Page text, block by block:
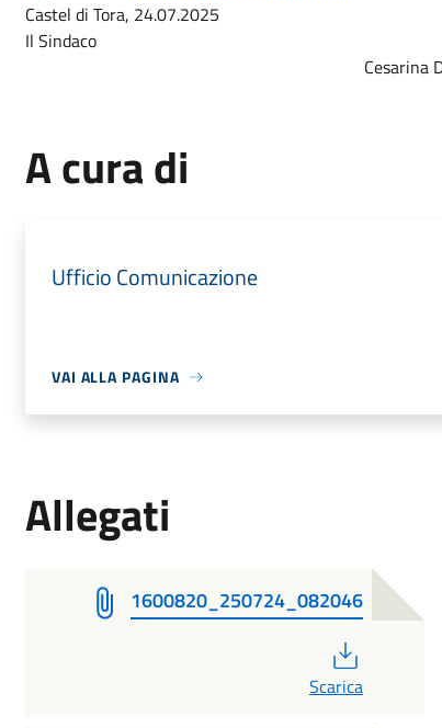
Castel di Tora, 24.07.2025
Il Sindaco
Cesarina
A cura di
Ufficio Comunicazione
VAI ALLA PAGINA
Allegati
1600820_250724_082046
Scarica